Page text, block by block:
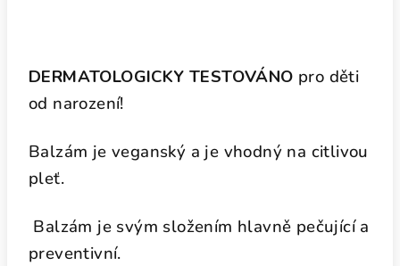
DERMATOLOGICKY TESTOVÁNO pro děti
od narození!
Balzám je veganský a je vhodný na citlivou
pleť.
Balzám je svým složením hlavně pečující a
preventivní.